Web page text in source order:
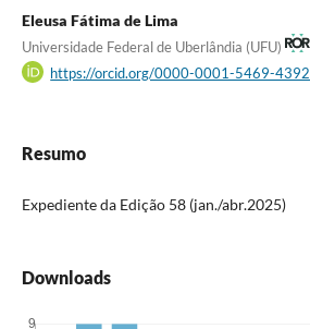
Eleusa Fátima de Lima
Universidade Federal de Uberlândia (UFU)
https://orcid.org/0000-0001-5469-4392
Resumo
Expediente da Edição 58 (jan./abr.2025)
Downloads